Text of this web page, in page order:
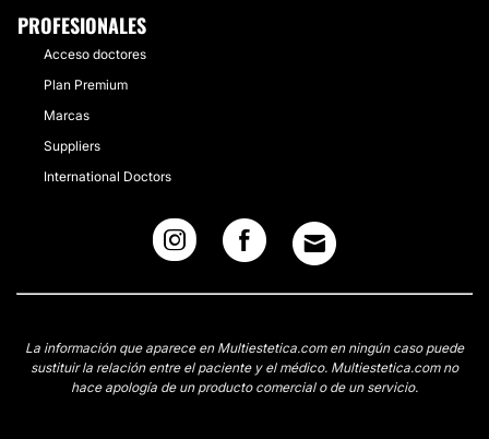
PROFESIONALES
Acceso doctores
Plan Premium
Marcas
Suppliers
International Doctors
La información que aparece en Multiestetica.com en ningún caso puede
sustituir la relación entre el paciente y el médico. Multiestetica.com no
hace apología de un producto comercial o de un servicio.